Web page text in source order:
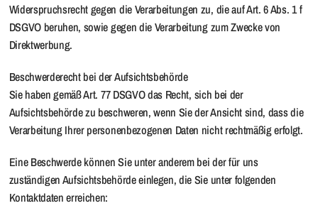
Widerspruchsrecht gegen die Verarbeitungen zu, die auf Art. 6 Abs. 1 f
DSGVO beruhen, sowie gegen die Verarbeitung zum Zwecke von
Direktwerbung.
Beschwerderecht bei der Aufsichtsbehörde
Sie haben gemäß Art. 77 DSGVO das Recht, sich bei der
Aufsichtsbehörde zu beschweren, wenn Sie der Ansicht sind, dass die
Verarbeitung Ihrer personenbezogenen Daten nicht rechtmäßig erfolgt.
Eine Beschwerde können Sie unter anderem bei der für uns
zuständigen Aufsichtsbehörde einlegen, die Sie unter folgenden
Kontaktdaten erreichen: